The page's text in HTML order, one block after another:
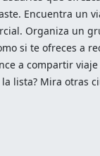
Encuentra un
Organiza un
si te ofreces a
a compartir viaje
lista? Mira otras